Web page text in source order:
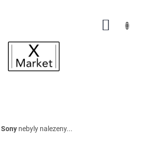
Sony nebyly nalezeny...